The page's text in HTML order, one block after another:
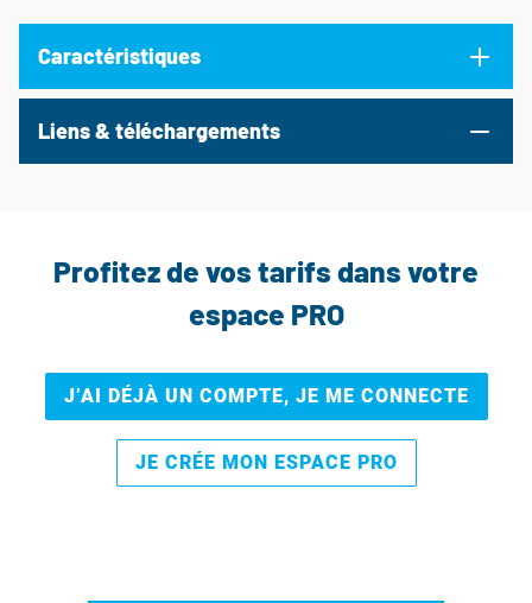
Caractéristiques
Liens & téléchargements
Profitez de vos tarifs dans votre
espace PRO
J’AI DÉJÀ UN COMPTE, JE ME CONNECTE
JE CRÉE MON ESPACE PRO